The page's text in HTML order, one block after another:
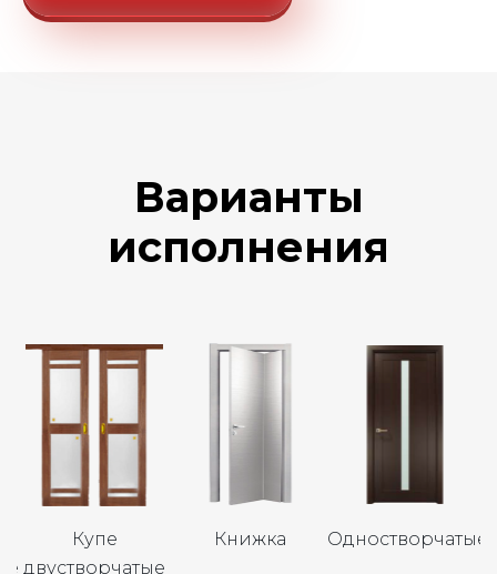
Варианты
исполнения
Купе
двустворчатые
Книжка Одностворчатые